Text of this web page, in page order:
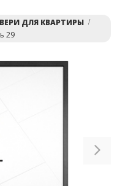
ДЛЯ КВАРТИРЫ
29